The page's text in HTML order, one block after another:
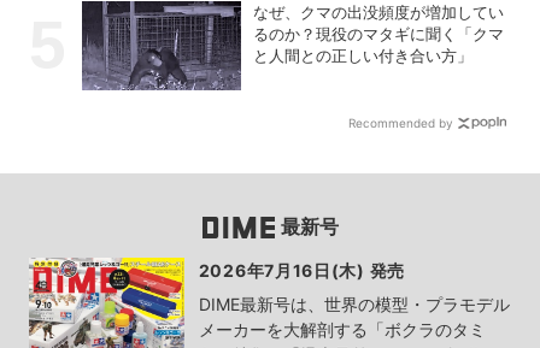
なぜ、クマの出没頻度が増加してい
るのか？現役のマタギに聞く「クマ
と人間との正しい付き合い方」
Recommended by
最新号
2026年7月16日(木) 発売
DIME最新号は、世界の模型・プラモデル
メーカーを大解剖する「ボクラのタミ